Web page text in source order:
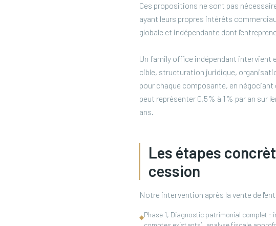
Ces propositions ne sont pas
ayant leurs propres intérêts
globale et indépendante dont
Un family office indépendant intervient
cible, structuration juridique,
pour chaque composante, en
peut représenter 0,5% à 1% par an sur
ans.
Les étapes
cession
Notre intervention après la vente de
◆Phase 1, Diagnostic patrimonial complet